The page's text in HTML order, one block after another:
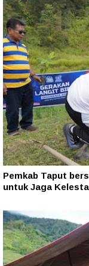
Pemkab Taput
untuk Jaga